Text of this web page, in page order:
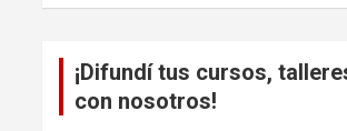
¡Difundí tus cursos,
con nosotros!